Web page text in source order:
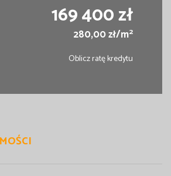
169 400 zł
280,00 zł/m2
Oblicz ratę kredytu